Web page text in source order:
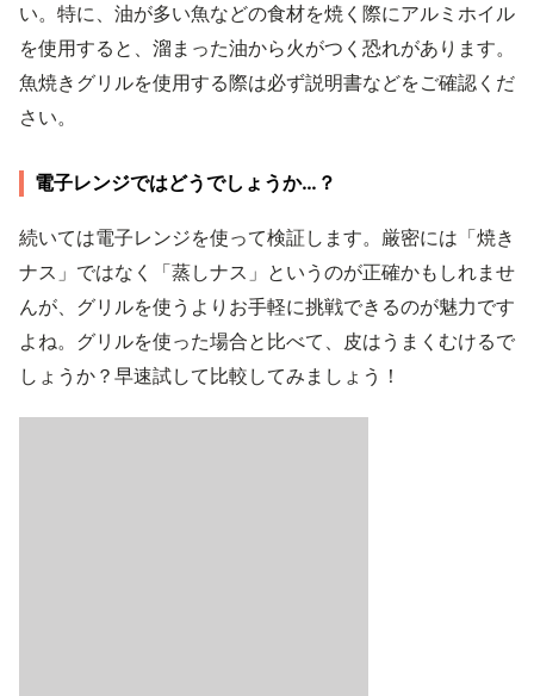
い。特に、油が多い魚などの食材を焼く際にアルミホイル
を使用すると、溜まった油から火がつく恐れがあります。
魚焼きグリルを使用する際は必ず説明書などをご確認くだ
さい。
電子レンジではどうでしょうか…？
続いては電子レンジを使って検証します。厳密には「焼き
ナス」ではなく「蒸しナス」というのが正確かもしれませ
んが、グリルを使うよりお手軽に挑戦できるのが魅力です
よね。グリルを使った場合と比べて、皮はうまくむけるで
しょうか？早速試して比較してみましょう！